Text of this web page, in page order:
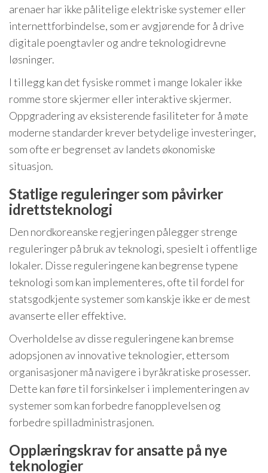
arenaer har ikke pålitelige elektriske systemer eller
internettforbindelse, som er avgjørende for å drive
digitale poengtavler og andre teknologidrevne
løsninger.
I tillegg kan det fysiske rommet i mange lokaler ikke
romme store skjermer eller interaktive skjermer.
Oppgradering av eksisterende fasiliteter for å møte
moderne standarder krever betydelige investeringer,
som ofte er begrenset av landets økonomiske
situasjon.
Statlige reguleringer som påvirker
idrettsteknologi
Den nordkoreanske regjeringen pålegger strenge
reguleringer på bruk av teknologi, spesielt i offentlige
lokaler. Disse reguleringene kan begrense typene
teknologi som kan implementeres, ofte til fordel for
statsgodkjente systemer som kanskje ikke er de mest
avanserte eller effektive.
Overholdelse av disse reguleringene kan bremse
adopsjonen av innovative teknologier, ettersom
organisasjoner må navigere i byråkratiske prosesser.
Dette kan føre til forsinkelser i implementeringen av
systemer som kan forbedre fanopplevelsen og
forbedre spilladministrasjonen.
Opplæringskrav for ansatte på nye
teknologier